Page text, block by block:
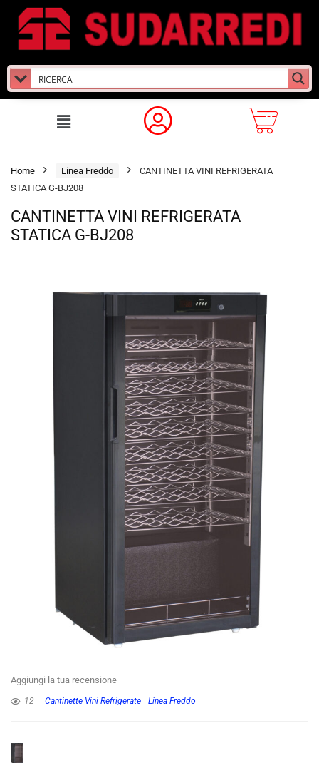
Home Linea Freddo
CANTINETTA VINI REFRIGERATA
STATICA G-BJ208
CANTINETTA VINI REFRIGERATA
STATICA G-BJ208
Aggiungi la tua recensione
12 Cantinette Vini Refrigerate Linea Freddo